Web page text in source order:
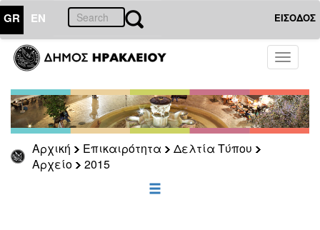
GR EN ΕΙΣΟΔΟΣ
Toggle
Αρχική Επικαιρότητα
Δελτία Τύπου
Αρχείο
2015
ΕΠΙΚΑΙΡΟΤΗΤΑ
Τύπου
Αρχείο
2026
2025